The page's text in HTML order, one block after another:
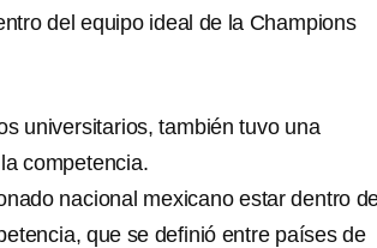
del equipo ideal de la Champions
universitarios, también tuvo una
competencia.
nacional mexicano estar dentro
que se definió entre países de